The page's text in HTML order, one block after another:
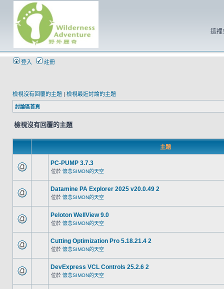
這裡
登入 註冊
檢視沒有回覆的主題 | 檢視最近討論的主題
討論區首頁
檢視沒有回覆的主題
主題
PC-PUMP 3.7.3
位於 懷念SIMON的天空
Datamine PA Explorer 2025 v20.0.49 2
位於 懷念SIMON的天空
Peloton WellView 9.0
位於 懷念SIMON的天空
Cutting Optimization Pro 5.18.21.4 2
位於 懷念SIMON的天空
DevExpress VCL Controls 25.2.6 2
位於 懷念SIMON的天空